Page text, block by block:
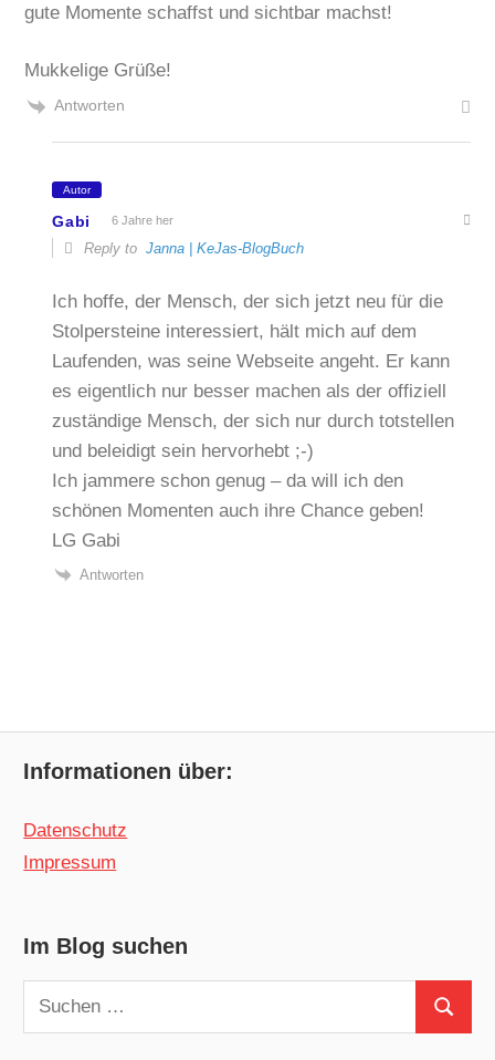
gute Momente schaffst und sichtbar machst!
Mukkelige Grüße!
Antworten
Autor
Gabi 6 Jahre her
Reply toJanna | KeJas-BlogBuch
Ich hoffe, der Mensch, der sich jetzt neu für die
Stolpersteine interessiert, hält mich auf dem
Laufenden, was seine Webseite angeht. Er kann
es eigentlich nur besser machen als der offiziell
zuständige Mensch, der sich nur durch totstellen
und beleidigt sein hervorhebt ;-)
Ich jammere schon genug – da will ich den
schönen Momenten auch ihre Chance geben!
LG Gabi
Antworten
Informationen über:
Datenschutz
Impressum
Im Blog suchen
Suchen
nach:
Suchen